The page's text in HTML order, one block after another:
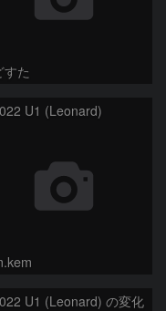
すた
U1 (Leonard)
U1 (Leonard) の変化